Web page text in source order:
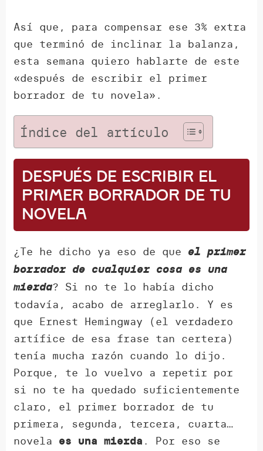
Así que, para compensar ese 3% extra
que terminó de inclinar la balanza,
esta semana quiero hablarte de este
«después de escribir el primer
borrador de tu novela».
Índice del artículo
Después de escribir el
primer borrador de tu
novela
¿Te he dicho ya eso de que el primer
borrador de cualquier cosa es una
mierda? Si no te lo había dicho
todavía, acabo de arreglarlo. Y es
que Ernest Hemingway (el verdadero
artífice de esa frase tan certera)
tenía mucha razón cuando lo dijo.
Porque, te lo vuelvo a repetir por
si no te ha quedado suficientemente
claro, el primer borrador de tu
primera, segunda, tercera, cuarta…
novela es una mierda . Por eso se